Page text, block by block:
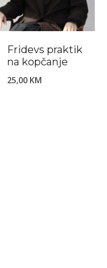
Fridevs praktik
na kopčanje
25,00 KM